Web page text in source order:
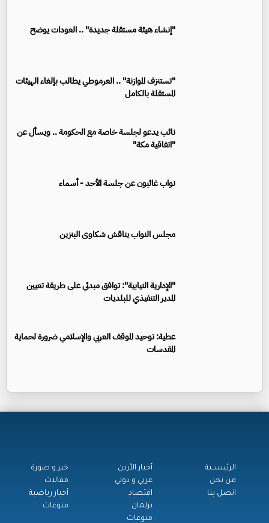
"إنشاء هيئة مستقلة جديدة" .. العودات يوضح
"تستنزف الموازنة" .. العرموطي يطالب بإلغاء الهيئات
المستقلة بالكامل
نائب يدعو لجلسة خاصة مع الحكومة .. ويسأل عن
"اتفاقية مكة"
نواب غائبون عن جلسة الأحد - أسماء
مجلس النواب يناقش شكاوى البنزين
"الإدارية النيابية": توافق مبدئي على طريقة تعيين
المدير التنفيذي للبلديات
عطية: توحيد الموقف العربي والإسلامي ضرورة لحماية
المقدسات
الرئيســية
من نحن
اتصل بنا
أخبار الأردن
عربي و دولي
اقتصاد
برلمان
منوعات
خبر و صورة
مقالات
أخبار رياضية
منوعات